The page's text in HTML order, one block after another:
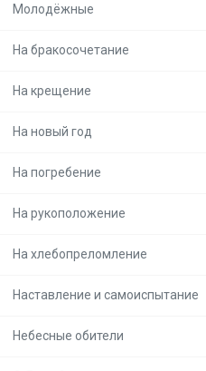
Молодёжные
На бракосочетание
На крещение
На новый год
На погребение
На рукоположение
На хлебопреломление
Наставление и самоиспытание
Небесные обители